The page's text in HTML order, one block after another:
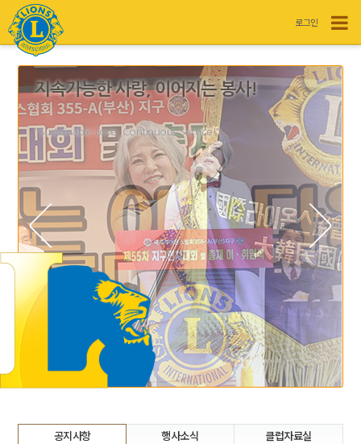
로그인
지속가능한 사랑, 이어지는 봉사!
"Sustainable Love, Continuous Service!"
공지사항 행사소식 클럽자료실